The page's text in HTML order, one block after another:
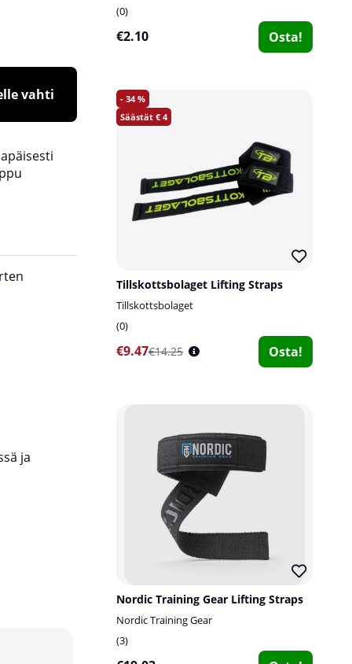
vahti
0
€2.10 Osta!
34
4
Tillskottsbolaget Lifting Straps
Tillskottsbolaget
0
€9.47€14.25 Osta!
Nordic Training Gear Lifting Straps
Nordic Training Gear
3
ja